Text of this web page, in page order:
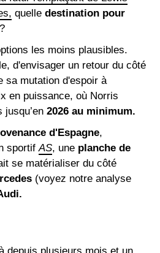
quelle destination pour
?
les moins plausibles.
d'envisager un retour du côté
sa mutation d'espoir à
en puissance, où Norris
2026 au minimum.
d'Espagne,
sportif AS, une planche de
se matérialiser du côté
(voyez notre analyse
depuis plusieurs mois et un